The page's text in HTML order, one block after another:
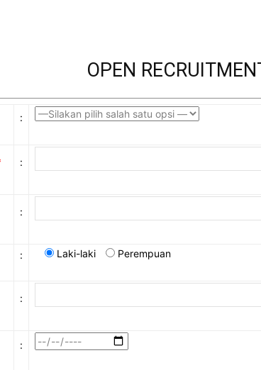
OPEN
:
:
:
: Laki-laki Perempuan
:
: